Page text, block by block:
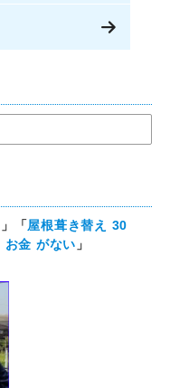
」「屋根葺き替え 30
お金 がない 」